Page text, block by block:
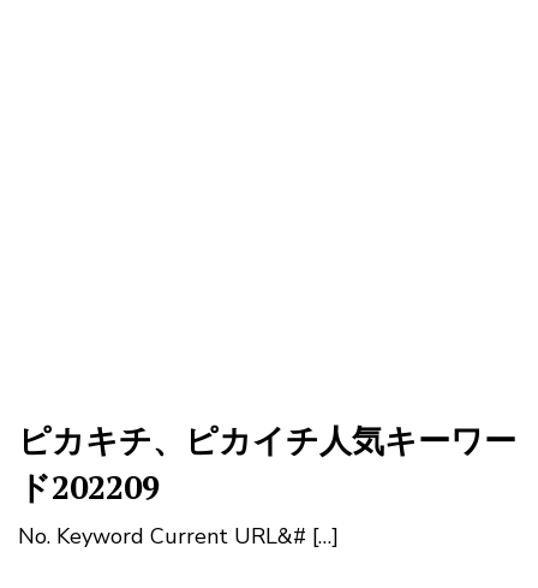
ピカキチ、ピカイチ人気キーワー
ド202209
No. Keyword Current URL&# […]